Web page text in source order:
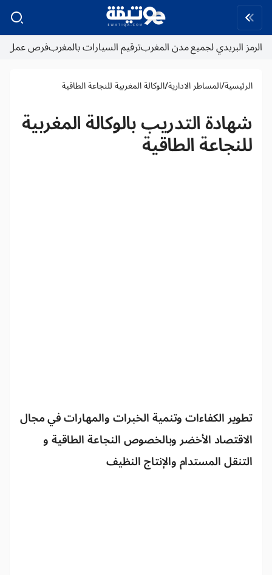
الرمز البريدي لجميع مدن المغربترقيم السيارات بالمغربفرص عمل
الرئيسية/المساطر الادارية/الوكالة المغربية للنجاعة الطاقية
شهادة التدريب بالوكالة المغربية
للنجاعة الطاقية
تطوير الكفاءات وتنمية الخبرات والمهارات في مجال
الاقتصاد الأخضر وبالخصوص النجاعة الطاقية و
التنقل المستدام والإنتاج النظيف